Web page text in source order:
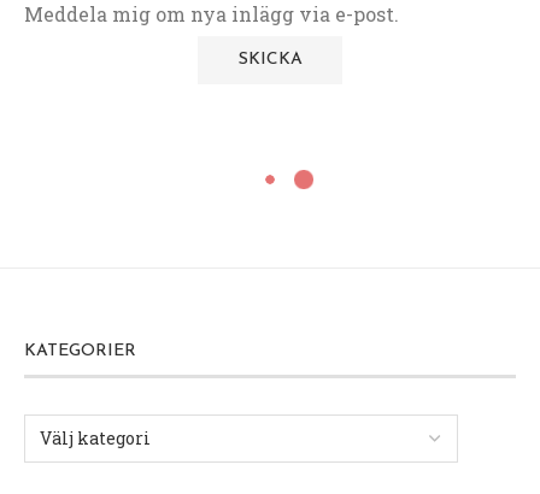
Meddela mig om nya inlägg via e-post.
Drinkar & Cocktails
(Appletini)
Ni liksom jag har kanske ett dignande äppelträd